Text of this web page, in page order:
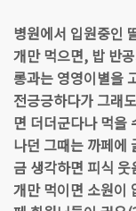
병원에서 입원중인
개만 먹으면, 밥 반
롱과는 영영이별을
전긍긍하다가 그래
면 더더군다나 먹을
나던 그때는 까페에
금 생각하면 피식
개만 먹이면 소원이